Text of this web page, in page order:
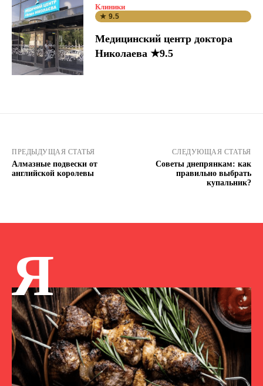
Клиники
★ 9.5
Медицинский центр доктора
Николаева ★9.5
ПРЕДЫДУЩАЯ СТАТЬЯ
Алмазные подвески от
английской королевы
СЛЕДУЮЩАЯ СТАТЬЯ
Советы днепрянкам: как
правильно выбрать
купальник?
Я